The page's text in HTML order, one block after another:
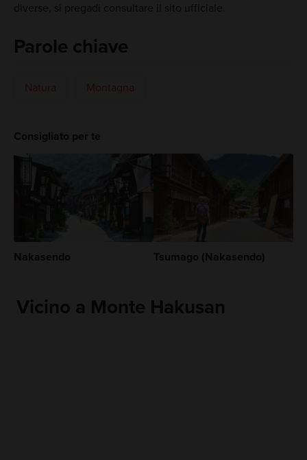
diverse, si pregadi consultare il sito ufficiale.
Parole chiave
Natura Montagna
Consigliato per te
Nakasendo Tsumago (Nakasendo)
Vicino a Monte Hakusan